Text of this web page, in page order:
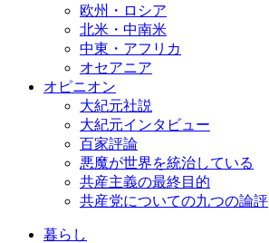
欧州・ロシア
北米・中南米
中東・アフリカ
オセアニア
オピニオン
大紀元社説
大紀元インタビュー
百家評論
悪魔が世界を統治している
共産主義の最終目的
共産党についての九つの論評
暮らし